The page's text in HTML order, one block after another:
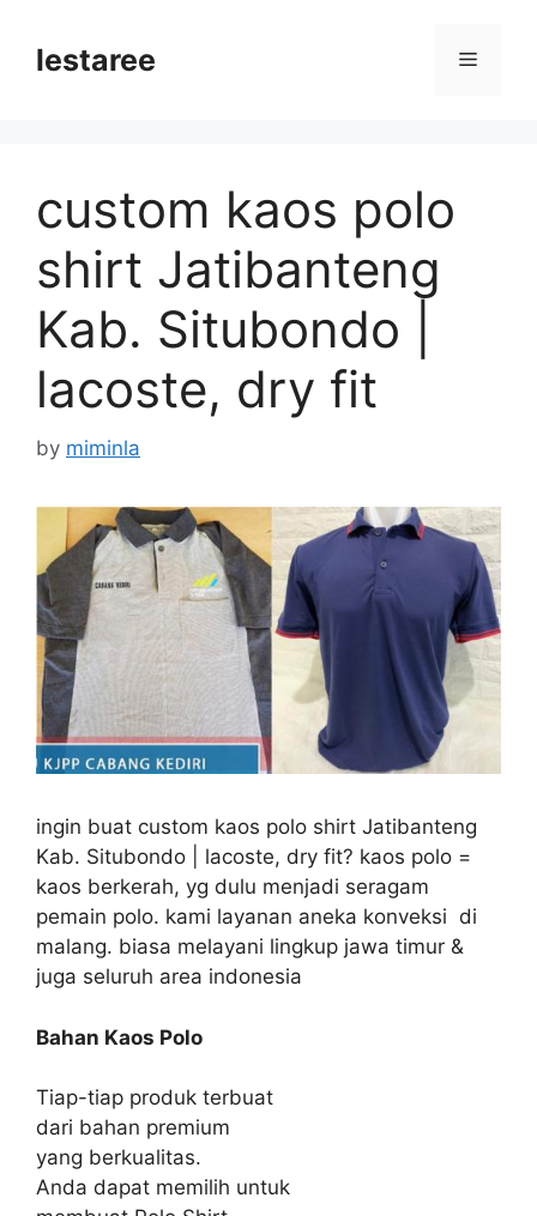
contentlestaree Menu
custom kaos polo
shirt Jatibanteng
Kab. Situbondo |
lacoste, dry fit
by miminla
ingin buat custom kaos polo shirt Jatibanteng
Kab. Situbondo | lacoste, dry fit? kaos polo =
kaos berkerah, yg dulu menjadi seragam
pemain polo. kami layanan aneka konveksi di
malang. biasa melayani lingkup jawa timur &
juga seluruh area indonesia
Bahan Kaos Polo
Tiap-tiap produk terbuat
dari bahan premium
yang berkualitas.
Anda dapat memilih untuk